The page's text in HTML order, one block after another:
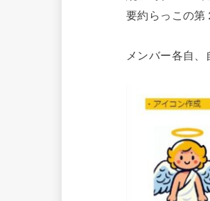
要約らっこの第
メンバー各自